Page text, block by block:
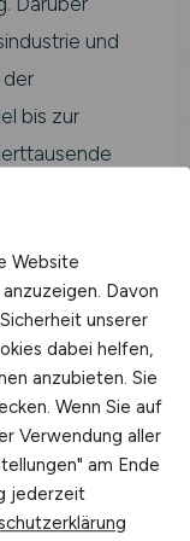
und
bis zur
im
Betriebe,
Forschungs-
der
Website
Davon
unserer
dabei helfen,
anzubieten. Sie
Wenn Sie auf
Verwendung aller
am Ende
jederzeit